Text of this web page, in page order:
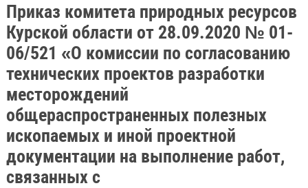
Приказ комитета природных ресурсов
Курской области от 28.09.2020 № 01-
06/521 «О комиссии по согласованию
технических проектов разработки
месторождений
общераспространенных полезных
ископаемых и иной проектной
документации на выполнение работ,
связанных с